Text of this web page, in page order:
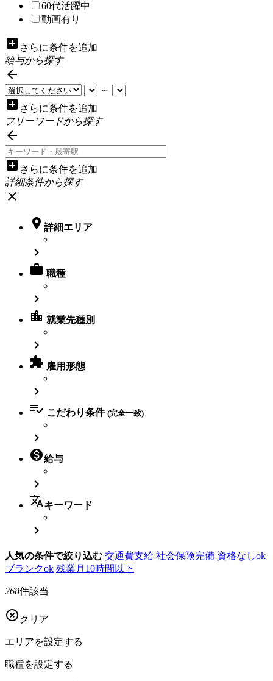
60代活躍中
動画有り
add_box さらに条件を追加
給与から探す

～
add_box さらに条件を追加
フリーワードから探す

add_box さらに条件を追加
詳細条件から探す
close
 詳細エリア

 職種

location_city 就業先種別

 雇用形態

 こだわり条件 (完全一致)

給与

translateキーワード

人気の条件で絞り込む 交通費支給 社会保険完備 資格なしok
ブランクok 残業月10時間以下
268件該当
 クリア
エリアを設定する
職種を設定する